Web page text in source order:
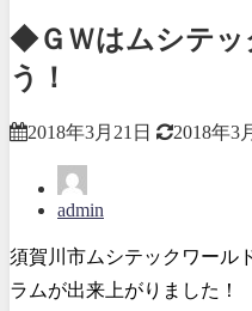
◆ＧＷはムシテッ
う！
2018年3月21日 2018年3
admin
須賀川市ムシテックワール
ラムが出来上がりました！